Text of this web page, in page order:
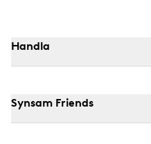
Handla
Synsam Friends